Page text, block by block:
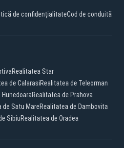
de confidențialitateCod de conduită
Realitatea Star
de CalarasiRealitatea de Teleorman
Realitatea de Prahova
de Satu MareRealitatea de Dambovita
SibiuRealitatea de Oradea